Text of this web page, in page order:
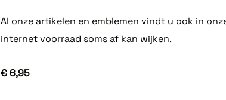
Al onze artikelen en emblemen vindt u ook in
internet voorraad soms af kan wijken.
€ 6,95